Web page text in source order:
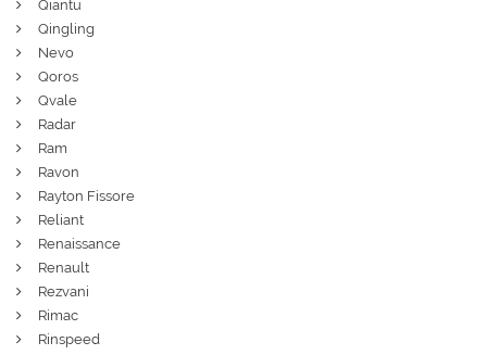
Qiantu
Qingling
Nevo
Qoros
Qvale
Radar
Ram
Ravon
Rayton Fissore
Reliant
Renaissance
Renault
Rezvani
Rimac
Rinspeed